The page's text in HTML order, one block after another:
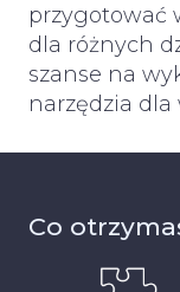
przygotować
dla różnych
szanse na
narzędzia
Co